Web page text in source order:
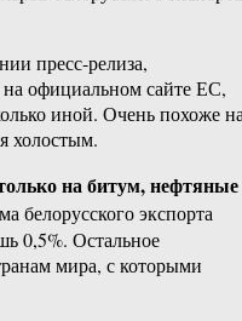
пресс-релиза,
официальном сайте ЕС,
иной. Очень похоже
холостым.
на битум, нефтяные
белорусского экспорта
0,5%. Остальное
мира, с которыми